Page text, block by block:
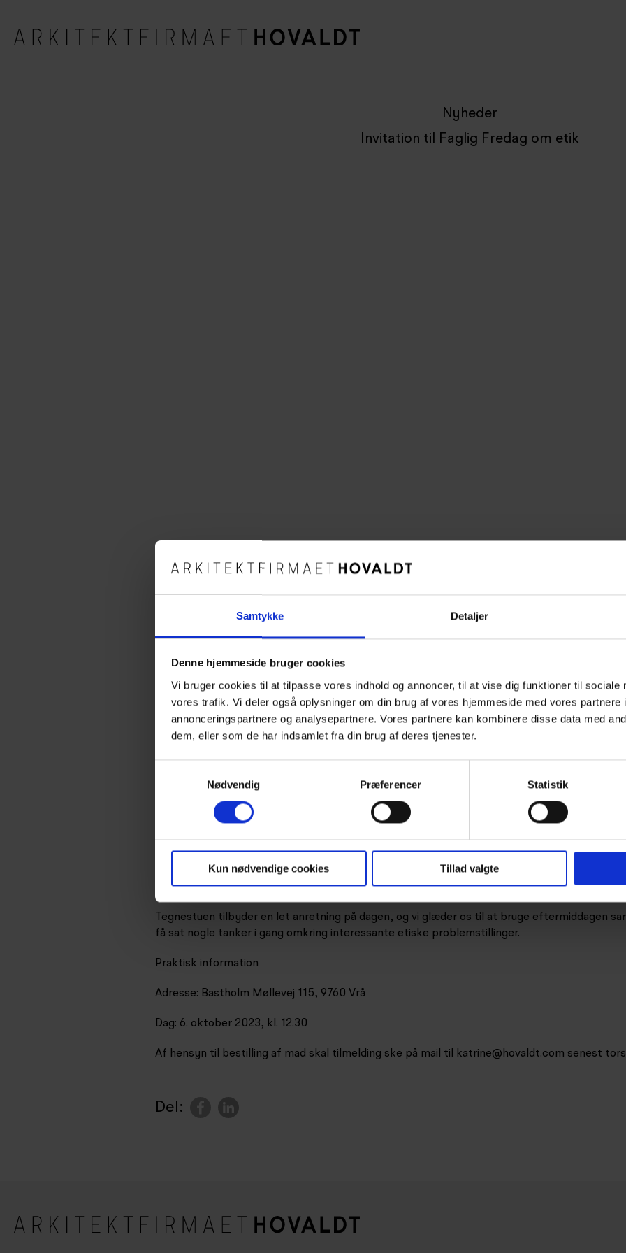
Samtykke Detaljer
Denne hjemmeside bruger cookies
Vi bruger cookies til at tilpasse vores indhold og annoncer, til at vise dig funktioner til sociale
vores trafik. Vi deler også oplysninger om din brug af vores hjemmeside med vores partnere
annonceringspartnere og analysepartnere. Vores partnere kan kombinere disse data med
dem, eller som de har indsamlet fra din brug af deres tjenester.
Nødvendig
Præferencer Statistik
Kun nødvendige cookies Tillad valgte
Nyheder
Invitation til Faglig Fredag om etik
Arkitektfirmaet Hovaldt inviterer til Faglig Fredag på tegnestuen fredag den 6. oktober
her fortælle om sin tid i etisk råd, samt nogle spændende cases derfra. Vi håber at dette
refleksion, og starten på flere spændende samtaler.
Tegnestuen tilbyder en let anretning på dagen, og vi glæder os til at bruge eftermiddagen
få sat nogle tanker i gang omkring interessante etiske problemstillinger.
Praktisk information
Adresse: Bastholm Møllevej 115, 9760 Vrå
Dag: 6. oktober 2023, kl. 12.30
Af hensyn til bestilling af mad skal tilmelding ske på mail til katrine@hovaldt.com senest
Del: